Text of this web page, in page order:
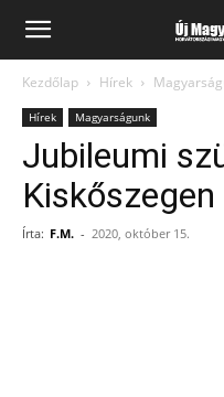
Kezdőlap Hírek
Hírek Magyarságunk
Jubileumi
Kiskőszegen
Írta: F.M. - 2020, október 15.